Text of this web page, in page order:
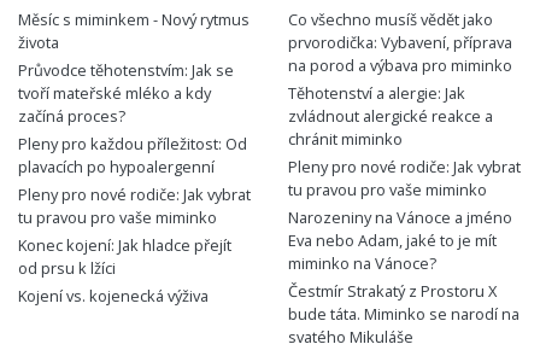
Měsíc s miminkem - Nový rytmus
života
Průvodce těhotenstvím: Jak se
tvoří mateřské mléko a kdy
začíná proces?
Pleny pro každou příležitost: Od
plavacích po hypoalergenní
Pleny pro nové rodiče: Jak vybrat
tu pravou pro vaše miminko
Konec kojení: Jak hladce přejít
od prsu k lžíci
Kojení vs. kojenecká výživa
Co všechno musíš vědět jako
prvorodička: Vybavení, příprava
na porod a výbava pro miminko
Těhotenství a alergie: Jak
zvládnout alergické reakce a
chránit miminko
Pleny pro nové rodiče: Jak vybrat
tu pravou pro vaše miminko
Narozeniny na Vánoce a jméno
Eva nebo Adam, jaké to je mít
miminko na Vánoce?
Čestmír Strakatý z Prostoru X
bude táta. Miminko se narodí na
svatého Mikuláše